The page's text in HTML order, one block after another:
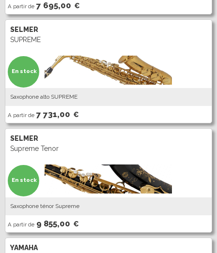
A partir de 7 695,00 €
SELMER
SUPREME
Saxophone alto SUPREME
A partir de 7 731,00 €
En stock
SELMER
Supreme Tenor
Saxophone ténor Supreme
A partir de 9 855,00 €
En stock
YAMAHA